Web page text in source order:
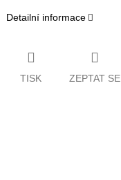
Detailní informace
TISK ZEPTAT SE